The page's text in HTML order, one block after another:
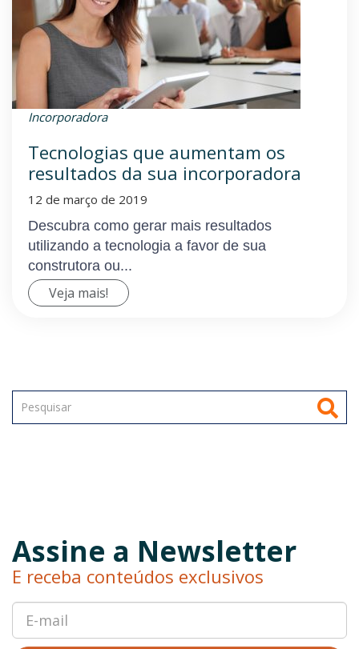
Incorporadora
Tecnologias que aumentam os
resultados da sua incorporadora
12 de março de 2019
Descubra como gerar mais resultados
utilizando a tecnologia a favor de sua
construtora ou...
Veja mais!
Assine a Newsletter
E receba conteúdos exclusivos